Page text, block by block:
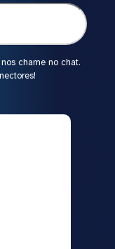
chame no chat.